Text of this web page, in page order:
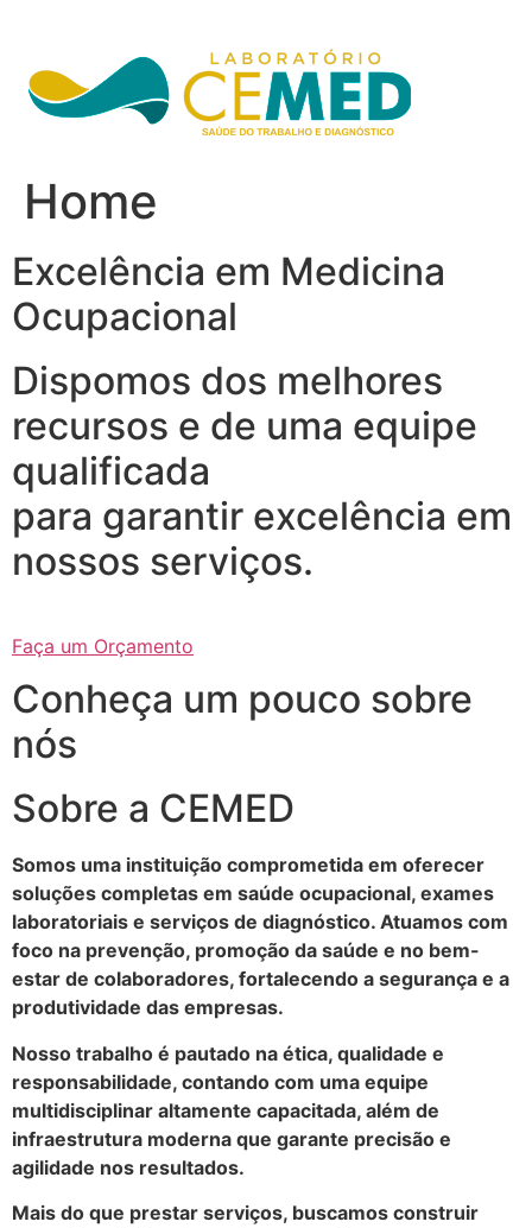
conteúdo
Home
Excelência em Medicina
Ocupacional
Dispomos dos melhores
recursos e de uma equipe
qualificada
para garantir excelência em
nossos serviços.
Faça um Orçamento
Conheça um pouco sobre
nós
Sobre a CEMED
Somos uma instituição comprometida em oferecer
soluções completas em saúde ocupacional, exames
laboratoriais e serviços de diagnóstico. Atuamos com
foco na prevenção, promoção da saúde e no bem-
estar de colaboradores, fortalecendo a segurança e a
produtividade das empresas.
Nosso trabalho é pautado na ética, qualidade e
responsabilidade, contando com uma equipe
multidisciplinar altamente capacitada, além de
infraestrutura moderna que garante precisão e
agilidade nos resultados.
Mais do que prestar serviços, buscamos construir